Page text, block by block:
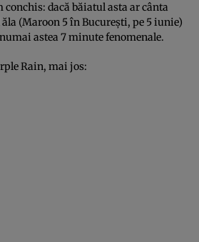
conchis: dacă băiatul asta ar cânta
(Maroon 5 în Bucureşti, pe 5 iunie)
astea 7 minute fenomenale.
Rain, mai jos: